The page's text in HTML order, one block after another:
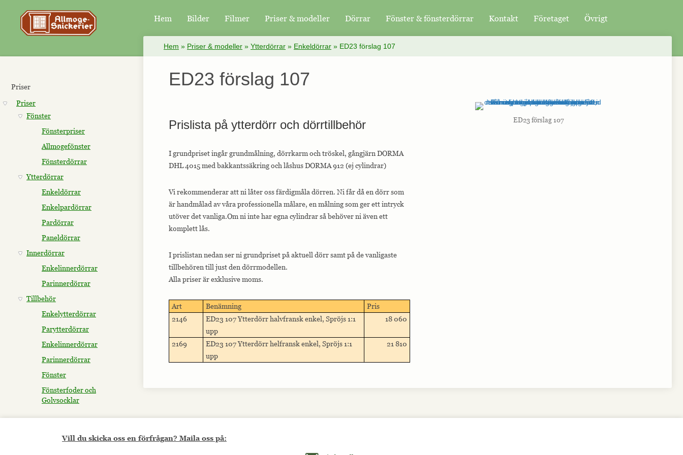
Hem Bilder Filmer Priser & modeller Dörrar Fönster & fönsterdörrar Kontakt Företaget Övrigt
Priser
Priser
Fönster
Fönsterpriser
Allmogefönster
Fönsterdörrar
Ytterdörrar
Enkeldörrar
Enkelpardörrar
Pardörrar
Paneldörrar
Innerdörrar
Enkelinnerdörrar
Parinnerdörrar
Tillbehör
Enkelytterdörrar
Parytterdörrar
Enkelinnerdörrar
Parinnerdörrar
Fönster
Fönsterfoder och
Golvsocklar
Hem » Priser & modeller » Ytterdörrar » Enkeldörrar » ED23 förslag 107
ED23 förslag 107
Prislista på ytterdörr och dörrtillbehör
I grundpriset ingår grundmålning, dörrkarm och tröskel, gångjärn DORMA
DHL 4015 med bakkantssäkring och låshus DORMA 912 (ej cylindrar)
Vi rekommenderar att ni låter oss färdigmåla dörren. Ni får då en dörr som
är handmålad av våra professionella målare, en målning som ger ett intryck
utöver det vanliga.Om ni inte har egna cylindrar så behöver ni även ett
komplett lås.
I prislistan nedan ser ni grundpriset på aktuell dörr samt på de vanligaste
tillbehören till just den dörrmodellen.
Alla priser är exklusive moms.
Art Benämning
Pris
2146
ED23 107 Ytterdörr halvfransk enkel, Spröjs 1:1
upp
18 060
2169
ED23 107 Ytterdörr helfransk enkel, Spröjs 1:1
upp
21 810
ED23 förslag 107
Vill du skicka oss en förfrågan? Maila oss på: